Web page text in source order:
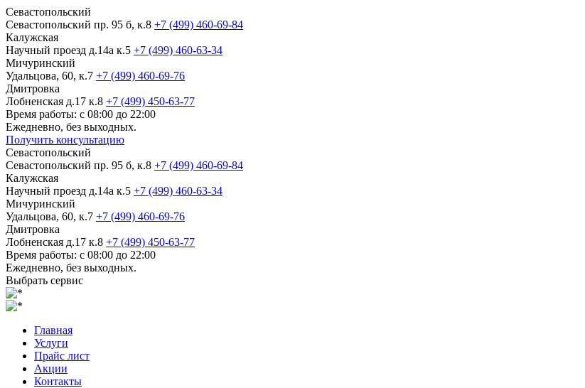
Севастопольский
Севастопольский пр. 95 б, к.8 +7 (499) 460-69-84
Калужская
Научный проезд д.14а к.5 +7 (499) 460-63-34
Мичуринский
Удальцова, 60, к.7 +7 (499) 460-69-76
Дмитровка
Лобненская д.17 к.8 +7 (499) 450-63-77
Время работы: с 08:00 до 22:00
Ежедневно, без выходных.
Получить консультацию
Севастопольский
Севастопольский пр. 95 б, к.8 +7 (499) 460-69-84
Калужская
Научный проезд д.14а к.5 +7 (499) 460-63-34
Мичуринский
Удальцова, 60, к.7 +7 (499) 460-69-76
Дмитровка
Лобненская д.17 к.8 +7 (499) 450-63-77
Время работы: с 08:00 до 22:00
Ежедневно, без выходных.
Выбрать сервис
Главная
Услуги
Прайс лист
Акции
Контакты